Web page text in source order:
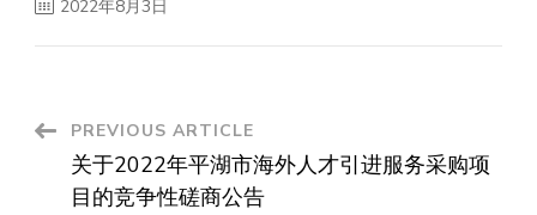
2022年8月3日
Post
Navigation
PREVIOUS ARTICLE
关于2022年平湖市海外人才引进服务采购项
目的竞争性磋商公告